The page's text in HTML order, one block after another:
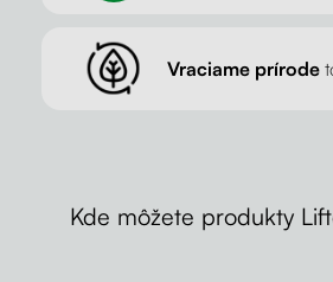
Vraciame prírode
Kde môžete produkty